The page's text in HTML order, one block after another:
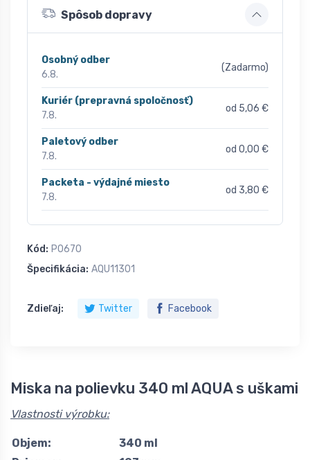
Spôsob dopravy
Osobný odber
6.8.
(Zadarmo)
Kuriér (prepravná spoločnosť)
7.8.
od 5,06 €
Paletový odber
7.8.
od 0,00 €
Packeta - výdajné miesto
7.8.
od 3,80 €
Kód: P0670
Špecifikácia: AQU11301
Zdieľaj: Twitter Facebook
Miska na polievku 340 ml AQUA s uškami
Vlastnosti výrobku:
Objem:
340 ml